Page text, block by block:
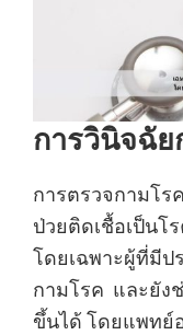
การวินิจฉั
การตรวจกามโ
ป่วยติดเชื้อเป็นโ
โดยเฉพาะผู้ที่มีป
กามโรค และยัง
ขึ้นได้ โดยแพทย์